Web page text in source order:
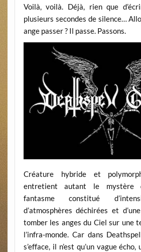
Voilà, voilà. Déjà, rien que
plusieurs secondes de silence…
ange passer ? Il passe. Passons.
Créature hybride et
entretient autant le mystère
fantasme constitué
d’atmosphères déchirées et
tomber les anges du Ciel sur une
l’infra-monde. Car dans
s’efface, il n’est qu’un vague